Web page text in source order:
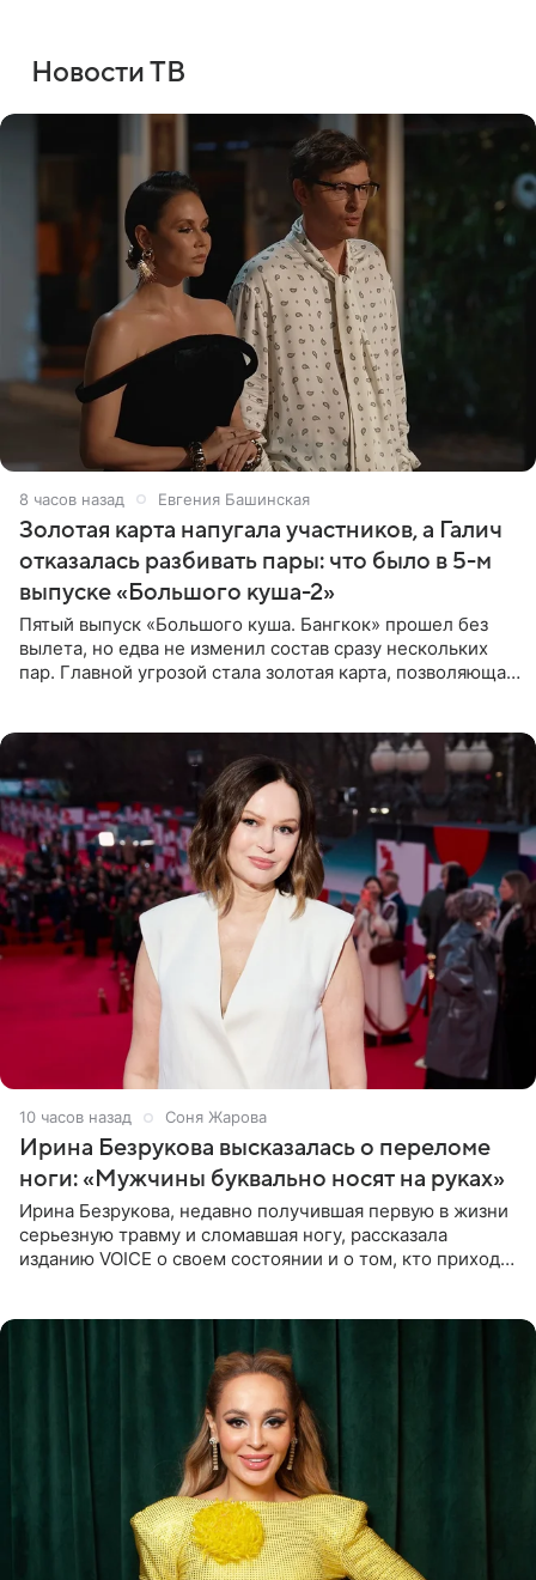
Новости ТВ
8 часов назад Евгения Башинская
Золотая карта напугала участников, а Галич
отказалась разбивать пары: что было в 5-м
выпуске «Большого куша-2»
Пятый выпуск «Большого куша. Бангкок» прошел без
вылета, но едва не изменил состав сразу нескольких
пар. Главной угрозой стала золотая карта, позволяющая
10 часов назад Соня Жарова
Ирина Безрукова высказалась о переломе
ноги: «Мужчины буквально носят на руках»
Ирина Безрукова, недавно получившая первую в жизни
серьезную травму и сломавшая ногу, рассказала
изданию VOICE о своем состоянии и о том, кто приходит